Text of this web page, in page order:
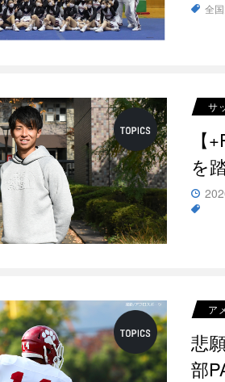
全
サ
【
を
ア
悲
部